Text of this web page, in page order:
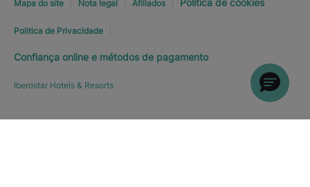
Mapa do site Nota legal Afiliados
Politica de Privacidade
Confiança online e métodos de pagamento
Iberostar Hotels & Resorts